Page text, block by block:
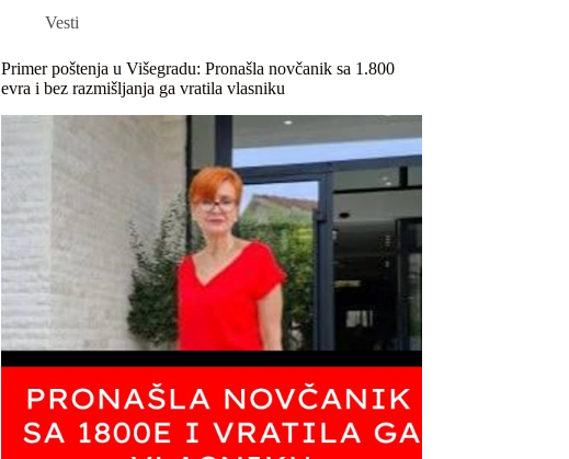
Vesti
Primer poštenja u Višegradu: Pronašla novčanik sa 1.800
evra i bez razmišljanja ga vratila vlasniku